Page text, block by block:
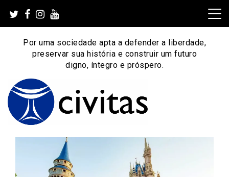
content
Por uma sociedade apta a defender a liberdade,
preservar sua história e construir um futuro
digno, íntegro e próspero.
Instituto Civitas
preservar sua história e construir um futuro digno, íntegro